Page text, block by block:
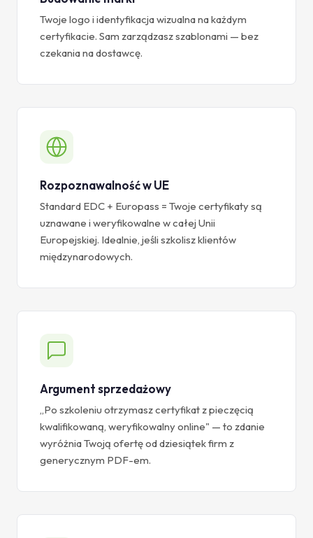
Twoje logo i identyfikacja wizualna na każdym
certyfikacie. Sam zarządzasz szablonami — bez
czekania na dostawcę.
Rozpoznawalność w UE
Standard EDC + Europass = Twoje certyfikaty są
uznawane i weryfikowalne w całej Unii
Europejskiej. Idealnie, jeśli szkolisz klientów
międzynarodowych.
Argument sprzedażowy
„Po szkoleniu otrzymasz certyfikat z pieczęcią
kwalifikowaną, weryfikowalny online" — to zdanie
wyróżnia Twoją ofertę od dziesiątek firm z
generycznym PDF-em.